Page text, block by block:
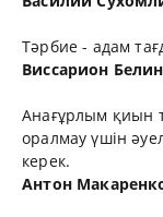
Тәрбие - адам
Виссарион
Анағұрлым қиын
оралмау үшін
керек.
Антон